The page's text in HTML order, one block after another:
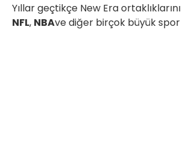
Yıllar geçtikçe New Era
NFL, NBAve diğer birçok büyük spor